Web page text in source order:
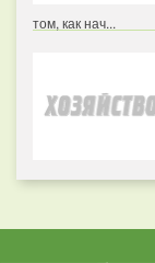
том, как нач...